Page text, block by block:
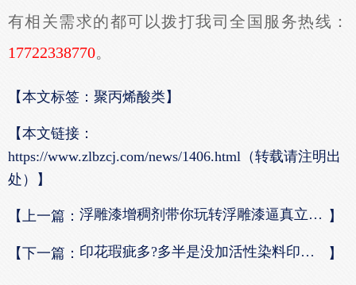
有相关需求的都可以拨打我司全国服务热线：
17722338770。
【本文标签：聚丙烯酸类】
【本文链接：
https://www.zlbzcj.com/news/1406.html（转载请注明出
处）】
【上一篇： 浮雕漆增稠剂带你玩转浮雕漆逼真立体效果 】
【下一篇： 印花瑕疵多?多半是没加活性染料印花增稠剂 】